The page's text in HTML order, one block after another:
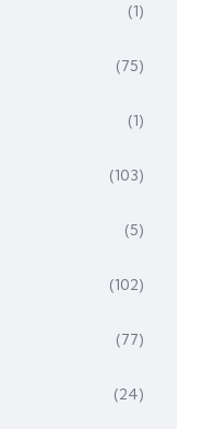
(1)
(75)
(1)
(103)
(5)
(102)
(77)
(24)